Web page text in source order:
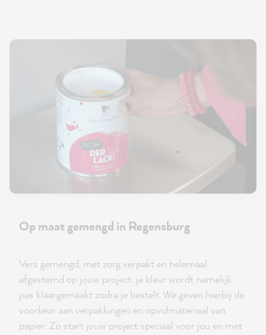
Op maat gemengd in Regensburg
Vers gemengd, met zorg verpakt en helemaal
afgestemd op jouw project: je kleur wordt namelijk
pas klaargemaakt zodra je bestelt. We geven hierbij de
voorkeur aan verpakkingen en opvulmateriaal van
papier. Zo start jouw project speciaal voor jou en met